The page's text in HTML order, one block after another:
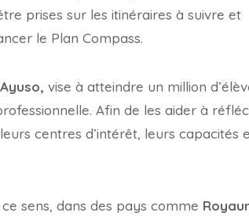
prises sur les itinéraires à suivre et
le Plan Compass.
vise à atteindre un million
Afin de les aider à
centres d’intérêt, leurs capacités
sens, dans des pays comme